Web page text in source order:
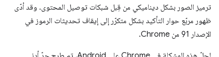
ترميز الصور بشكل ديناميكي من قِبل شبكات توصيل المحتوى. وقد أدّى
ظهور مربّع حوار التأكيد بشكل متكرّر إلى إيقاف تحديثات الرموز في
الإصدار 91 من Chrome.